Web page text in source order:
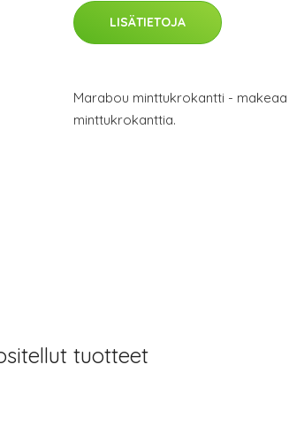
LISÄTIETOJA
Marabou minttukrokantti -
minttukrokanttia.
tuotteet